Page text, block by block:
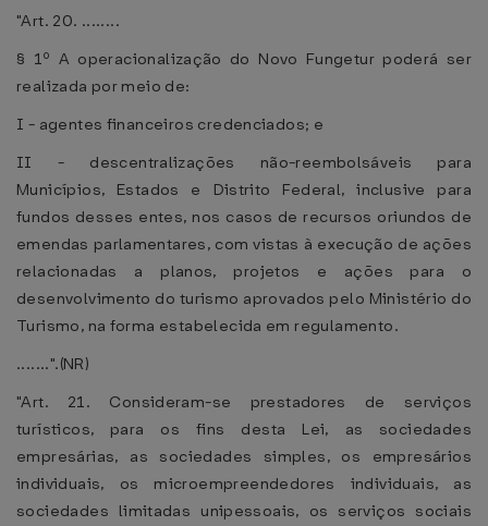
"Art. 20. ........
§ 1º A operacionalização do Novo Fungetur poderá ser
realizada por meio de:
I - agentes financeiros credenciados; e
II - descentralizações não-reembolsáveis para
Municípios, Estados e Distrito Federal, inclusive para
fundos desses entes, nos casos de recursos oriundos de
emendas parlamentares, com vistas à execução de ações
relacionadas a planos, projetos e ações para o
desenvolvimento do turismo aprovados pelo Ministério do
Turismo, na forma estabelecida em regulamento.
.......".(NR)
"Art. 21. Consideram-se prestadores de serviços
turísticos, para os fins desta Lei, as sociedades
empresárias, as sociedades simples, os empresários
individuais, os microempreendedores individuais, as
sociedades limitadas unipessoais, os serviços sociais